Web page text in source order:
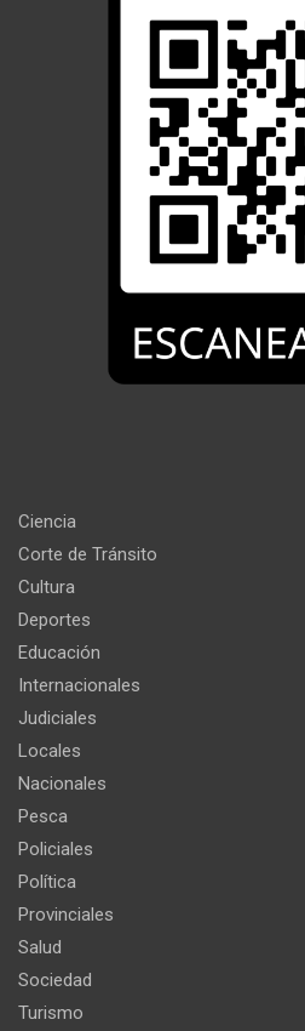
Ciencia
Corte de Tránsito
Cultura
Deportes
Educación
Internacionales
Judiciales
Locales
Nacionales
Pesca
Policiales
Política
Provinciales
Salud
Sociedad
Turismo